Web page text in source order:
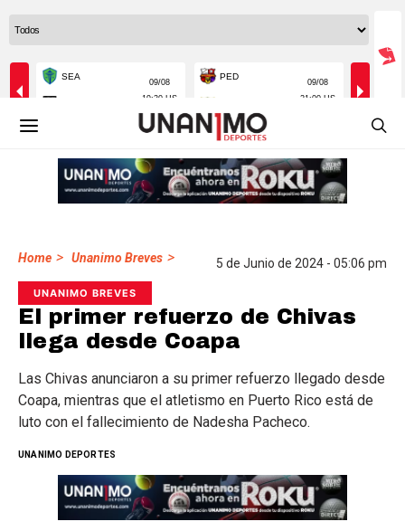
Home > Unanimo Breves > 5 de Junio de 2024 - 05:06 pm
UNANIMO BREVES
El primer refuerzo de Chivas
llega desde Coapa
Las Chivas anunciaron a su primer refuerzo llegado desde
Coapa, mientras que el atletismo en Puerto Rico está de
luto con el fallecimiento de Nadesha Pacheco.
UNANIMO DEPORTES